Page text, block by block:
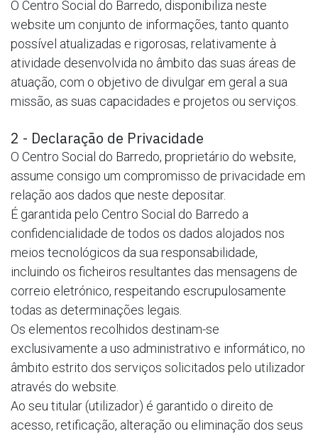
O Centro Social do Barredo, disponibiliza neste
website um conjunto de informações, tanto quanto
possível atualizadas e rigorosas, relativamente à
atividade desenvolvida no âmbito das suas áreas de
atuação, com o objetivo de divulgar em geral a sua
missão, as suas capacidades e projetos ou serviços.
2 - Declaração de Privacidade
O Centro Social do Barredo, proprietário do website,
assume consigo um compromisso de privacidade em
relação aos dados que neste depositar.
É garantida pelo Centro Social do Barredo a
confidencialidade de todos os dados alojados nos
meios tecnológicos da sua responsabilidade,
incluindo os ficheiros resultantes das mensagens de
correio eletrónico, respeitando escrupulosamente
todas as determinações legais.
Os elementos recolhidos destinam-se
exclusivamente a uso administrativo e informático, no
âmbito estrito dos serviços solicitados pelo utilizador
através do website.
Ao seu titular (utilizador) é garantido o direito de
acesso, retificação, alteração ou eliminação dos seus